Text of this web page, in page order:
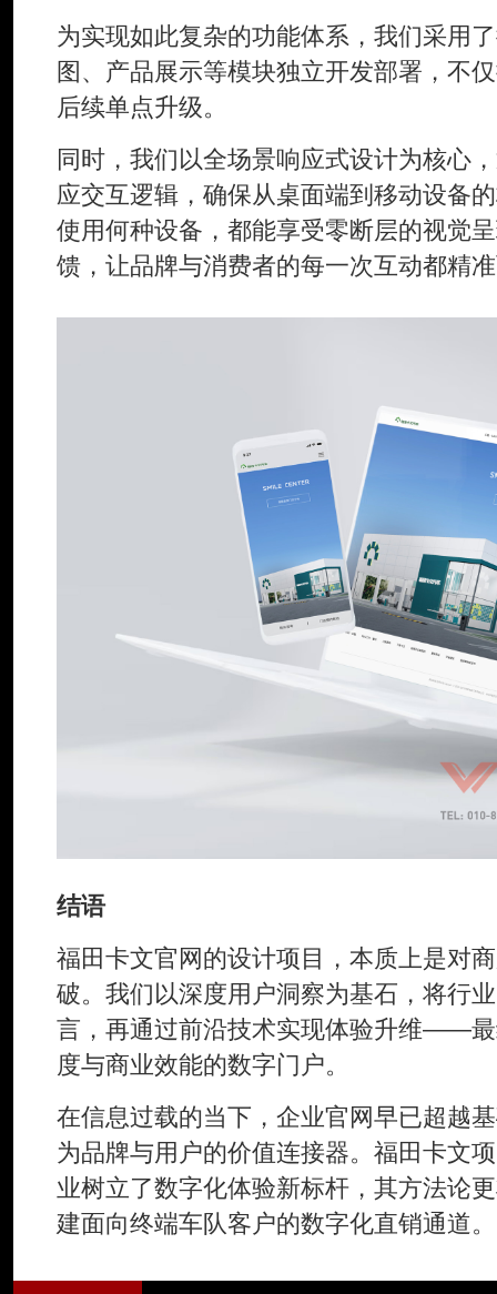
为实现如此复杂的功能体系，我们采用
图、产品展示等模块独立开发部署，不
后续单点升级。
同时，我们以全场景响应式设计为核心
应交互逻辑，确保从桌面端到移动设备
使用何种设备，都能享受零断层的视觉
馈，让品牌与消费者的每一次互动都精
结语
福田卡文官网的设计项目，本质上是对
破。我们以深度用户洞察为基石，将行
言，再通过前沿技术实现体验升维——
度与商业效能的数字门户。
在信息过载的当下，企业官网早已超越
为品牌与用户的价值连接器。福田卡文
业树立了数字化体验新标杆，其方法论
建面向终端车队客户的数字化直销通道。